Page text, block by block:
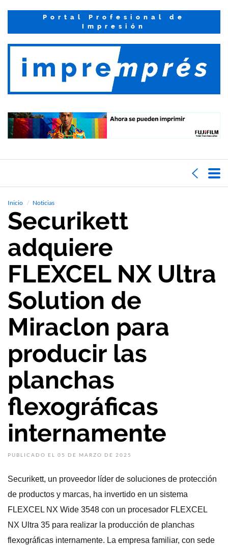
Portal Profesional de
Impresión
Inicio Noticias
Securikett
adquiere
FLEXCEL NX Ultra
Solution de
Miraclon para
producir las
planchas
flexográficas
internamente
PUBLICADO EL 05 DE MARZO DE 2025
Securikett, un proveedor líder de soluciones de protección
de productos y marcas, ha invertido en un sistema
FLEXCEL NX Wide 3548 con un procesador FLEXCEL
NX Ultra 35 para realizar la producción de planchas
flexográficas internamente. La empresa familiar, con sede